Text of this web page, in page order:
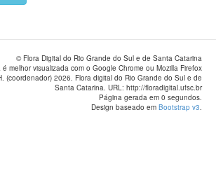
© Flora Digital do Rio Grande do Sul e de Santa Catarina
é melhor visualizada com o Google Chrome ou Mozilla Firefox
(coordenador) 2026. Flora digital do Rio Grande do Sul e de
Santa Catarina. URL: http://floradigital.ufsc.br
Página gerada em 0 segundos.
Design baseado em Bootstrap v3.